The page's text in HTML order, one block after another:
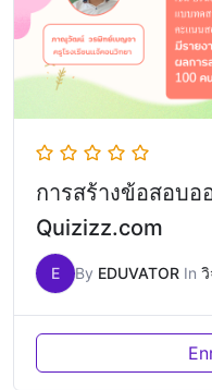
การสร้างข้อสอบ
Quizizz.com
E By EDUVATOR In